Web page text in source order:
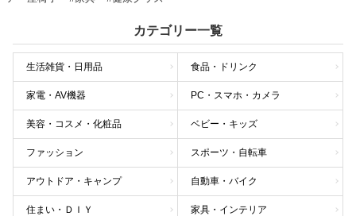
カテゴリー一覧
生活雑貨・日用品 食品・ドリンク
家電・AV機器 PC・スマホ・カメラ
美容・コスメ・化粧品 ベビー・キッズ
ファッション スポーツ・自転車
アウトドア・キャンプ 自動車・バイク
住まい・ＤＩＹ 家具・インテリア